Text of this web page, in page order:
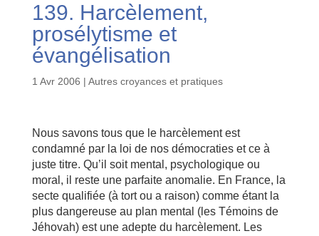
139. Harcèlement,
prosélytisme et
évangélisation
1 Avr 2006 | Autres croyances et pratiques
Nous savons tous que le harcèlement est
condamné par la loi de nos démocraties et ce à
juste titre. Qu’il soit mental, psychologique ou
moral, il reste une parfaite anomalie. En France, la
secte qualifiée (à tort ou a raison) comme étant la
plus dangereuse au plan mental (les Témoins de
Jéhovah) est une adepte du harcèlement. Les